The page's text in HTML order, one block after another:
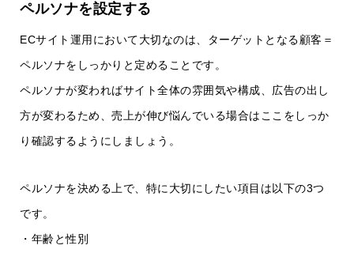
ペルソナを設定する
ECサイト運用において大切なのは、ターゲットとなる顧客＝
ペルソナをしっかりと定めることです。
ペルソナが変わればサイト全体の雰囲気や構成、広告の出し
方が変わるため、売上が伸び悩んでいる場合はここをしっか
り確認するようにしましょう。
ペルソナを決める上で、特に大切にしたい項目は以下の3つ
です。
・年齢と性別